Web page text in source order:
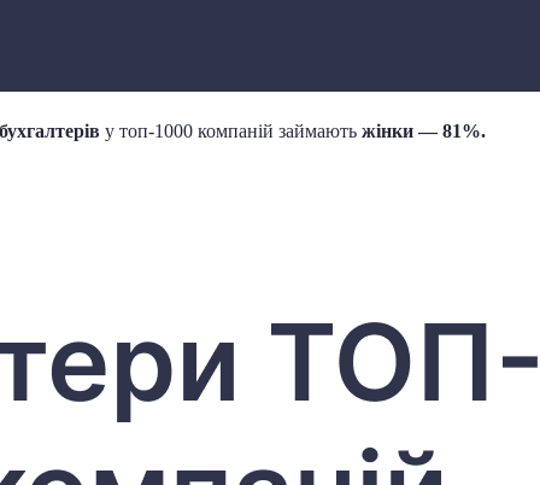
у топ-1000 компаній займають жінки — 81%.